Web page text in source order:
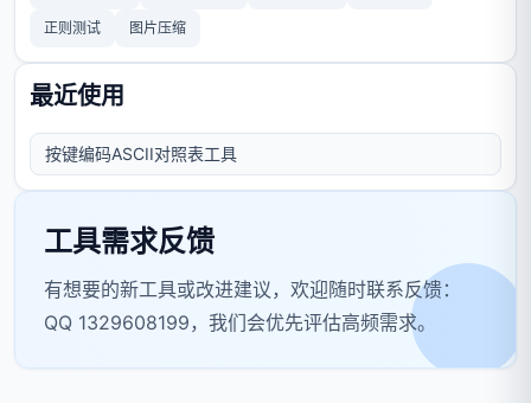
正则测试 图片压缩
最近使用
按键编码ASCII对照表工具
工具需求反馈
有想要的新工具或改进建议，欢迎随时联系反馈：
QQ 1329608199，我们会优先评估高频需求。